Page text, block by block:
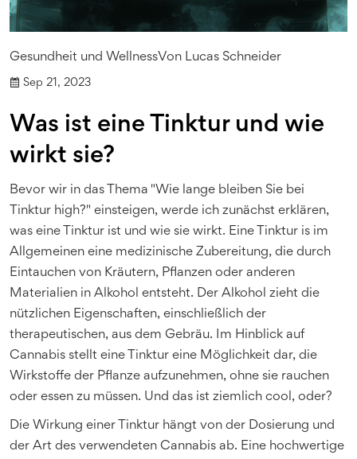
Gesundheit und WellnessVon Lucas Schneider
Sep 21, 2023
Was ist eine Tinktur und wie
wirkt sie?
Bevor wir in das Thema "Wie lange bleiben Sie bei
Tinktur high?" einsteigen, werde ich zunächst erklären,
was eine Tinktur ist und wie sie wirkt. Eine Tinktur is im
Allgemeinen eine medizinische Zubereitung, die durch
Eintauchen von Kräutern, Pflanzen oder anderen
Materialien in Alkohol entsteht. Der Alkohol zieht die
nützlichen Eigenschaften, einschließlich der
therapeutischen, aus dem Gebräu. Im Hinblick auf
Cannabis stellt eine Tinktur eine Möglichkeit dar, die
Wirkstoffe der Pflanze aufzunehmen, ohne sie rauchen
oder essen zu müssen. Und das ist ziemlich cool, oder?
Die Wirkung einer Tinktur hängt von der Dosierung und
der Art des verwendeten Cannabis ab. Eine hochwertige